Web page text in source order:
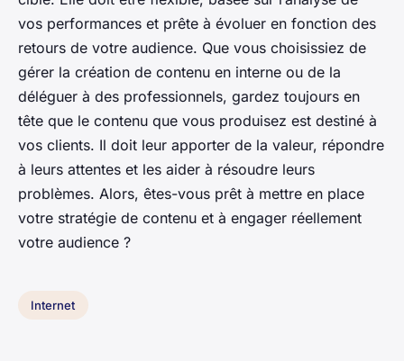
vos performances et prête à évoluer en fonction des
retours de votre audience. Que vous choisissiez de
gérer la création de contenu en interne ou de la
déléguer à des professionnels, gardez toujours en
tête que le contenu que vous produisez est destiné à
vos clients. Il doit leur apporter de la valeur, répondre
à leurs attentes et les aider à résoudre leurs
problèmes. Alors, êtes-vous prêt à mettre en place
votre stratégie de contenu et à engager réellement
votre audience ?
Internet